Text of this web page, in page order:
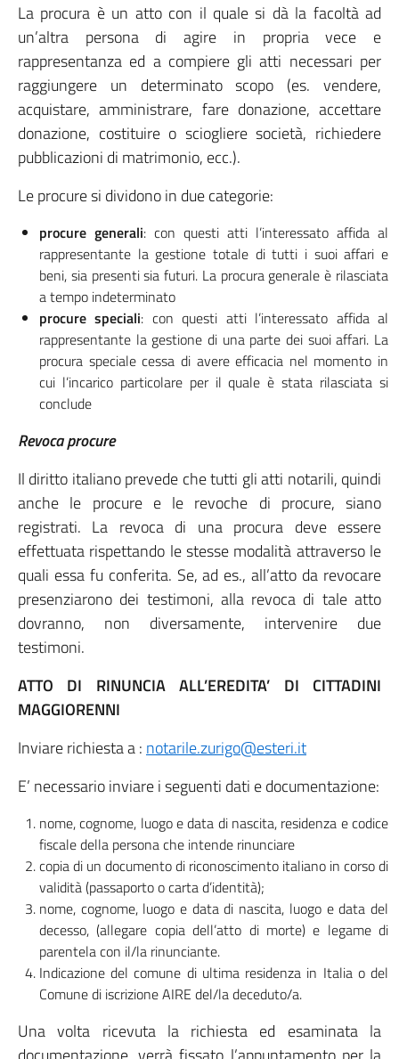
La procura è un atto con il quale si dà la facoltà ad
un’altra persona di agire in propria vece e
rappresentanza ed a compiere gli atti necessari per
raggiungere un determinato scopo (es. vendere,
acquistare, amministrare, fare donazione, accettare
donazione, costituire o sciogliere società, richiedere
pubblicazioni di matrimonio, ecc.).
Le procure si dividono in due categorie:
procure generali: con questi atti l’interessato affida al
rappresentante la gestione totale di tutti i suoi affari e
beni, sia presenti sia futuri. La procura generale è rilasciata
a tempo indeterminato
procure speciali: con questi atti l’interessato affida al
rappresentante la gestione di una parte dei suoi affari. La
procura speciale cessa di avere efficacia nel momento in
cui l’incarico particolare per il quale è stata rilasciata si
conclude
Revoca procure
Il diritto italiano prevede che tutti gli atti notarili, quindi
anche le procure e le revoche di procure, siano
registrati. La revoca di una procura deve essere
effettuata rispettando le stesse modalità attraverso le
quali essa fu conferita. Se, ad es., all’atto da revocare
presenziarono dei testimoni, alla revoca di tale atto
dovranno, non diversamente, intervenire due
testimoni.
ATTO DI RINUNCIA ALL’EREDITA’ DI CITTADINI
MAGGIORENNI
Inviare richiesta a : notarile.zurigo@esteri.it
E’ necessario inviare i seguenti dati e documentazione:
nome, cognome, luogo e data di nascita, residenza e codice
fiscale della persona che intende rinunciare
copia di un documento di riconoscimento italiano in corso di
validità (passaporto o carta d’identità);
nome, cognome, luogo e data di nascita, luogo e data del
decesso, (allegare copia dell’atto di morte) e legame di
parentela con il/la rinunciante.
Indicazione del comune di ultima residenza in Italia o del
Comune di iscrizione AIRE del/la deceduto/a.
Una volta ricevuta la richiesta ed esaminata la